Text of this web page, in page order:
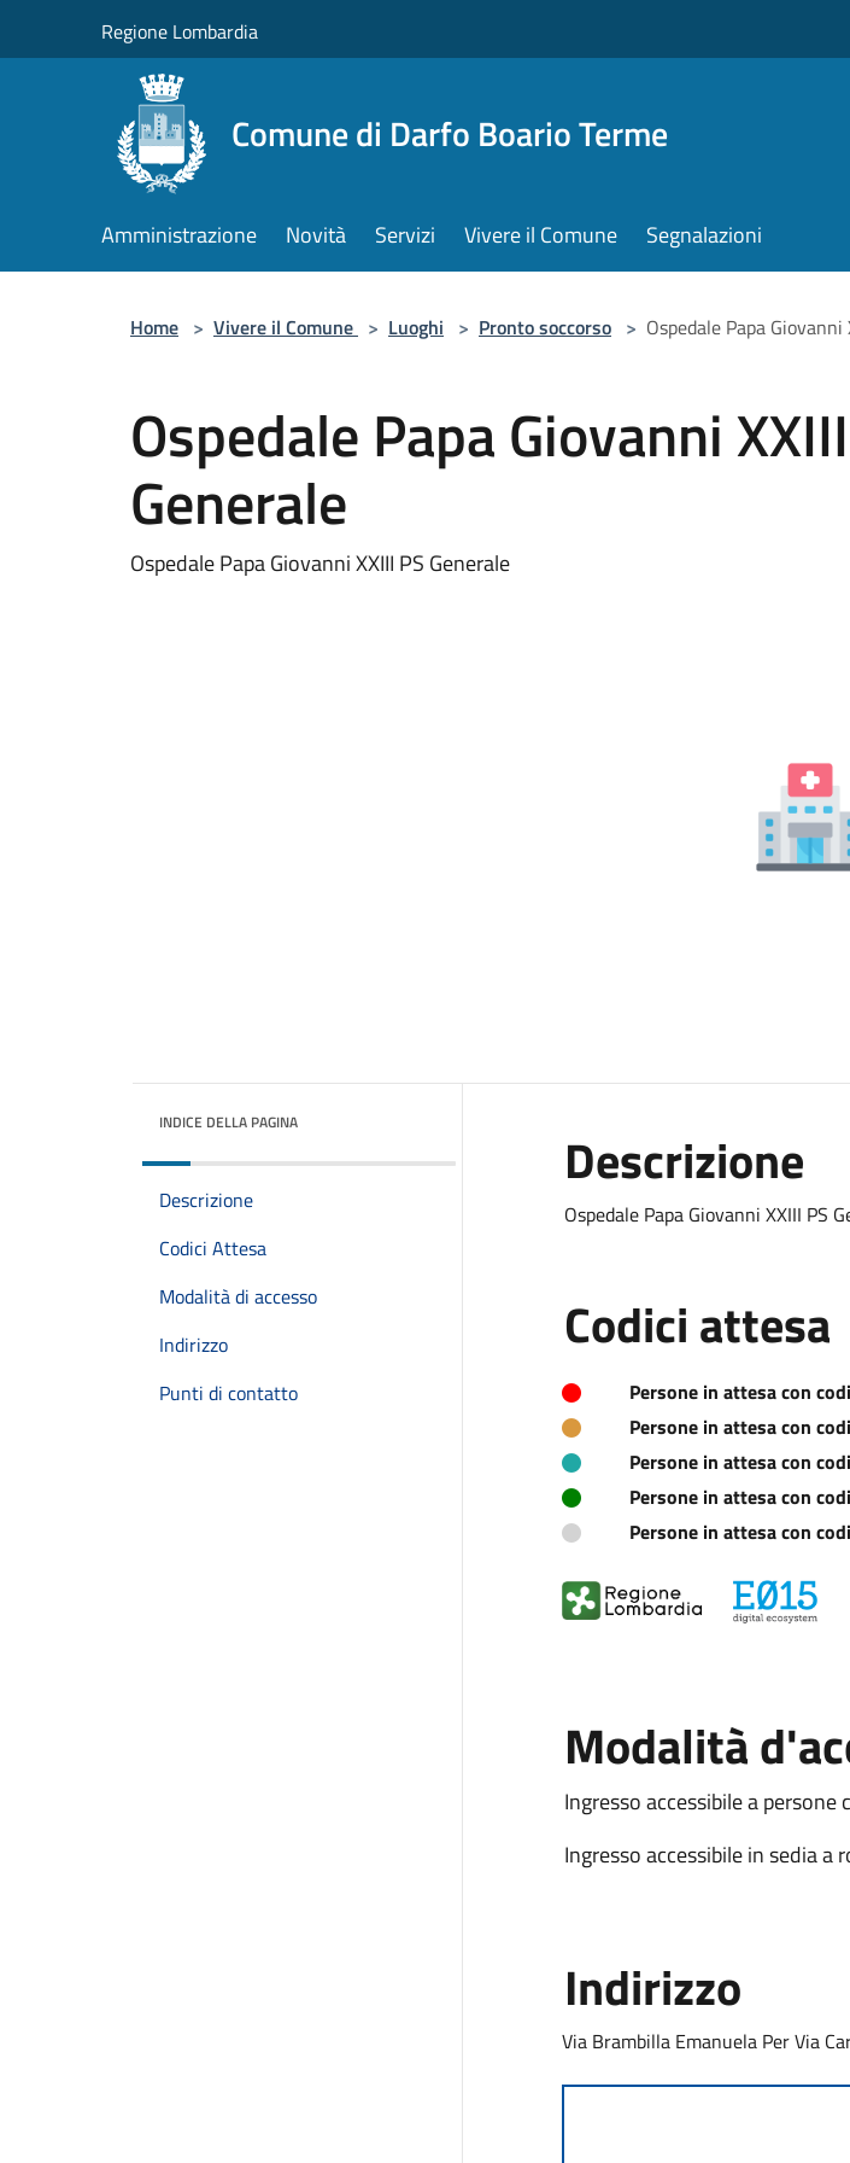
Regione Lombardia
Comune di Darfo Boario Terme
Amministrazione Novità Servizi Vivere il Comune Segnalazioni
Home > Vivere il Comune > Luoghi > Pronto soccorso > Ospedale Papa Giovanni
Ospedale Papa Giovanni
Generale
Ospedale Papa Giovanni XXIII PS Generale
INDICE DELLA PAGINA
Descrizione
Codici Attesa
Modalità di accesso
Indirizzo
Punti di contatto
Descrizione
Ospedale Papa Giovanni XXIII PS
Codici attesa
Persone in attesa con
Persone in attesa con
Persone in attesa con
Persone in attesa con
Persone in attesa con
Modalità
Ingresso accessibile a persone
Ingresso accessibile in sedia a
Indirizzo
Via Brambilla Emanuela Per Via